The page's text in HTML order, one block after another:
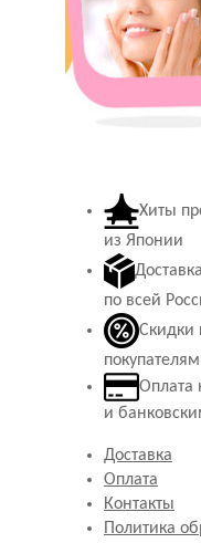
Хиты
из Японии
Доставка
по всей
Скидки
покупателям
Оплата
и
Доставка
Оплата
Контакты
Политика